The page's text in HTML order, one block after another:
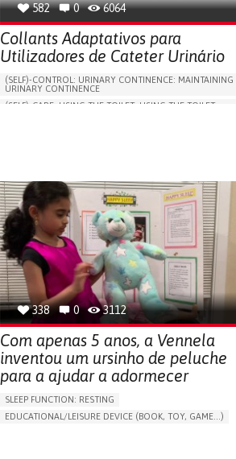
582 0 6064
Collants Adaptativos para
Utilizadores de Cateter Urinário
(SELF)-CONTROL: URINARY CONTINENCE: MAINTAINING
URINARY CONTINENCE
(SELF)-CARE: USING THE TOILET: USING THE TOILET
URINE LEAKAGE WITH COUGHING OR SNEEZING
(STRESS INCONTINENCE)
PROMOTING SELF-MANAGEMENT
GYNECOLOGY AND OBSTETRICS
UROLOGY
PORTUGAL
338 0 3112
Com apenas 5 anos, a Vennela
inventou um ursinho de peluche
para a ajudar a adormecer
SLEEP FUNCTION: RESTING
EDUCATIONAL/LEISURE DEVICE (BOOK, TOY, GAME...)